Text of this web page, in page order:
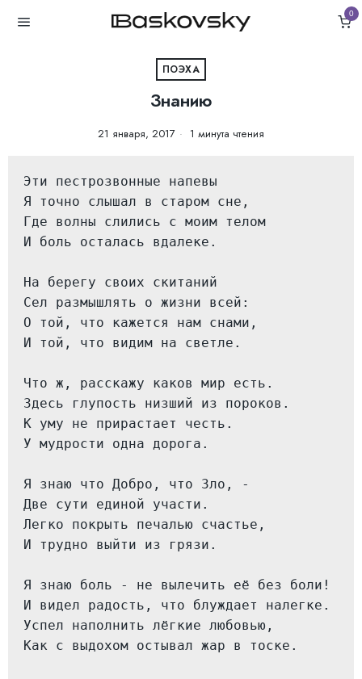
0
ПОЭХА
Знанию
21 января, 2017 1 минута чтения
Эти пестрозвонные напевы
Я точно слышал в старом сне,
Где волны слились с моим телом
И боль осталась вдалеке.
На берегу своих скитаний
Сел размышлять о жизни всей:
О той, что кажется нам снами,
И той, что видим на светле.
Что ж, расскажу каков мир есть.
Здесь глупость низший из пороков.
К уму не прирастает честь.
У мудрости одна дорога.
Я знаю что Добро, что Зло, -
Две сути единой участи.
Легко покрыть печалью счастье,
И трудно выйти из грязи.
Я знаю боль - не вылечить её без боли!
И видел радость, что блуждает налегке.
Успел наполнить лёгкие любовью,
Как с выдохом остывал жар в тоске.